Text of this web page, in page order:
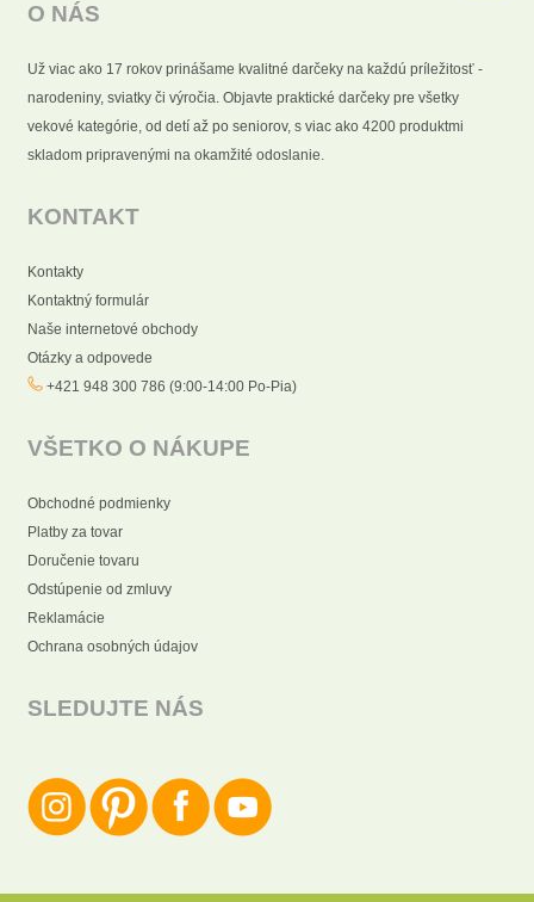
O NÁS
Už viac ako 17 rokov prinášame kvalitné darčeky na každú príležitosť -
narodeniny, sviatky či výročia. Objavte praktické darčeky pre všetky
vekové kategórie, od detí až po seniorov, s viac ako 4200 produktmi
skladom pripravenými na okamžité odoslanie.
KONTAKT
Kontakty
Kontaktný formulár
Naše internetové obchody
Otázky a odpovede
+421 948 300 786 (9:00-14:00 Po-Pia)
VŠETKO O NÁKUPE
Obchodné podmienky
Platby za tovar
Doručenie tovaru
Odstúpenie od zmluvy
Reklamácie
Ochrana osobných údajov
SLEDUJTE NÁS